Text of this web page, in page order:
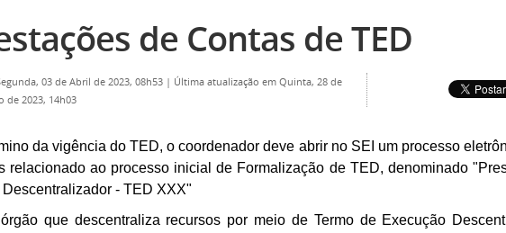
de Contas de TED
03 de Abril de 2023, 08h53 | Última atualização em Quinta, 28 de
de 2023, 14h03
da vigência do TED, o coordenador deve abrir no SEI um processo
relacionado ao processo inicial de Formalização de TED, denominado
Descentralizador - TED XXX"
que descentraliza recursos por meio de Termo de Execução